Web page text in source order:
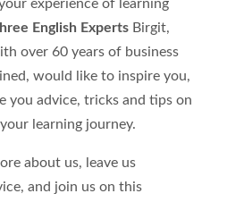
experience of learning
English ExpertsBirgit,
over 60 years of business
would like to inspire you,
you advice, tricks and tips on
learning journey.
about us, leave us
and join us on this